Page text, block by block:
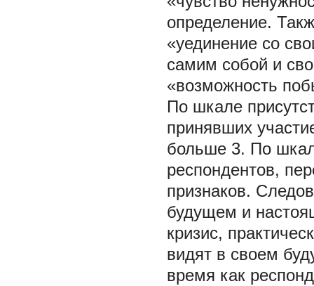
определение.
«уединение со
самим собой и
«возможность
По шкале
принявших
больше 3. По
респондентов,
признаков.
будущем и
кризис,
видят в своем
время как